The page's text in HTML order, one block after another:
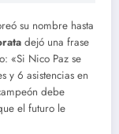
su nombre hasta
dejó una frase
«Si Nico Paz se
y 6 asistencias en
debe
el futuro le